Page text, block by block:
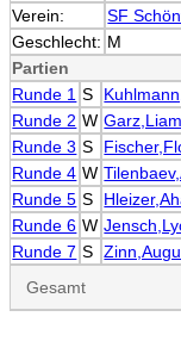
Verein:
SF
Geschlecht: M
Partien
Runde 1 S
Runde 2 W Garz,Liam
Runde 3 S
Runde 4 W
Runde 5 S
Runde 6 W
Runde 7 S
Gesamt